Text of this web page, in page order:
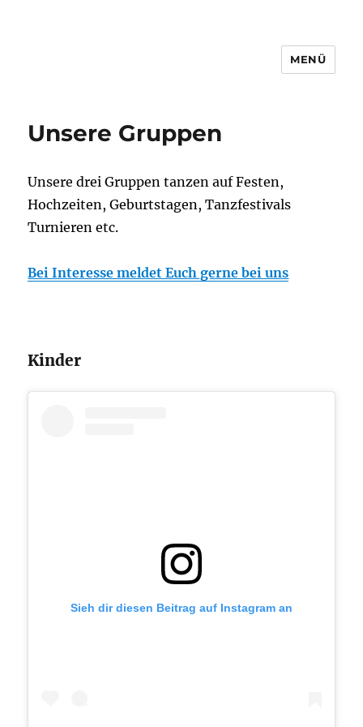
MENÜ
Unsere Gruppen
Unsere drei Gruppen tanzen auf Festen,
Hochzeiten, Geburtstagen, Tanzfestivals
Turnieren etc.
Bei Interesse meldet Euch gerne bei uns
Kinder
Sieh dir diesen Beitrag auf Instagram an